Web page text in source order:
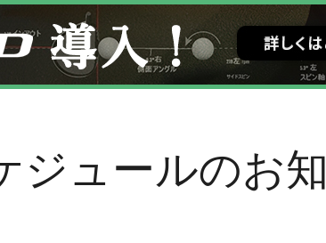
ジュールのお知